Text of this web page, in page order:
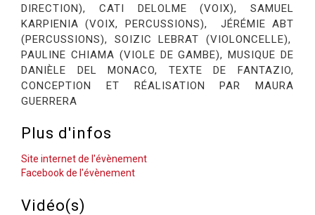
DIRECTION), CATI DELOLME (VOIX), SAMUEL
KARPIENIA (VOIX, PERCUSSIONS), JÉRÉMIE ABT
(PERCUSSIONS), SOIZIC LEBRAT (VIOLONCELLE),
PAULINE CHIAMA (VIOLE DE GAMBE), MUSIQUE DE
DANIÈLE DEL MONACO, TEXTE DEFANTAZIO,
CONCEPTION ET RÉALISATION PAR MAURA
GUERRERA
Plus d'infos
Site internet de l'évènement
Facebook de l'évènement
Vidéo(s)